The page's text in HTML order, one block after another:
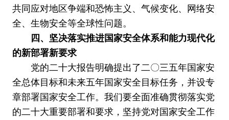
共同应对地区争端和恐怖主义、气候变化、网络安
全、生物安全等全球性问题。
四、坚决落实推进国家安全体系和能力现代化
的新部署新要求
党的二十大报告明确提出了二〇三五年国家安
全总体目标和未来五年国家安全目标任务，并设专
章部署国家安全工作。我们要全面准确贯彻落实党
的二十大重要部署和要求，坚持党对国家安全工作